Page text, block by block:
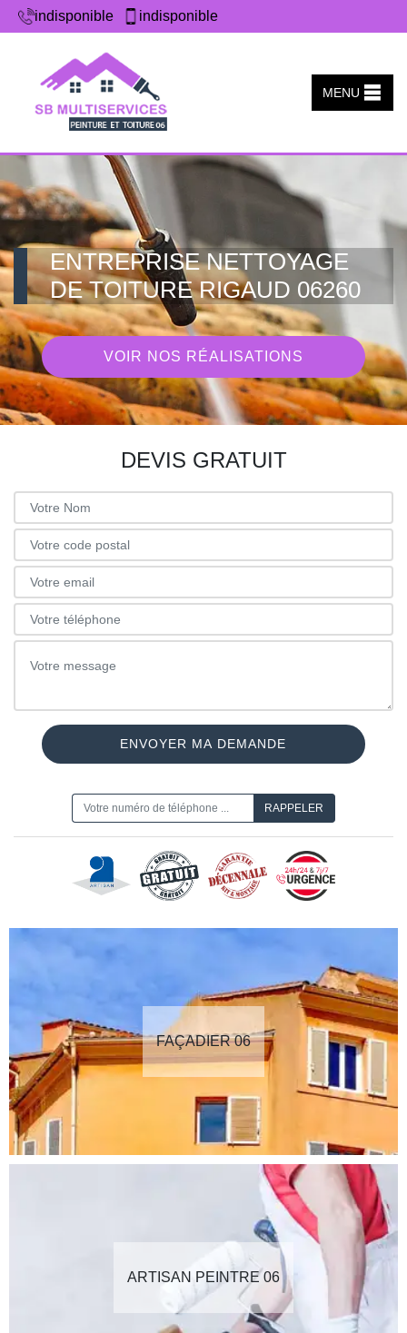
indisponible indisponible
MENU
ENTREPRISE NETTOYAGE
DE TOITURE RIGAUD 06260
VOIR NOS RÉALISATIONS
DEVIS GRATUIT
FAÇADIER 06
ARTISAN PEINTRE 06